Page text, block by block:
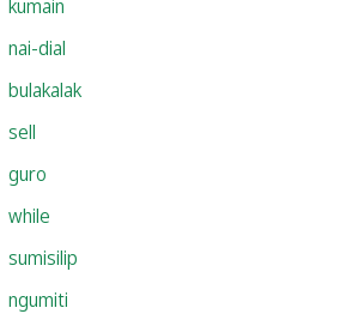
kumain
nai-dial
bulakalak
sell
guro
while
sumisilip
ngumiti